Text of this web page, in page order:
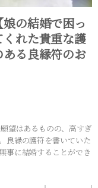
娘の結婚で困っ
れた貴重な護
る良縁符のお
望はあるものの、高すぎ
良縁の護符を書いていた
事に結婚することができ